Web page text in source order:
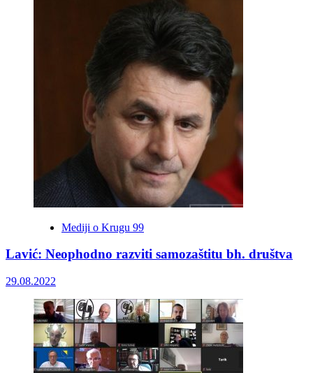
Mediji o Krugu 99
Lavić: Neophodno razviti samozaštitu bh. društva
29.08.2022